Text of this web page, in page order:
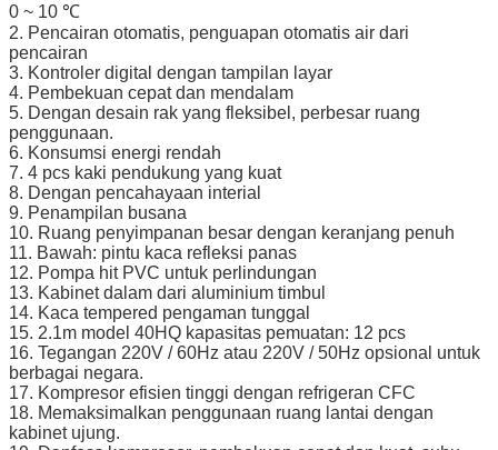
0 ~ 10 ℃
2. Pencairan otomatis, penguapan otomatis air dari
pencairan
3. Kontroler digital dengan tampilan layar
4. Pembekuan cepat dan mendalam
5. Dengan desain rak yang fleksibel, perbesar ruang
penggunaan.
6. Konsumsi energi rendah
7. 4 pcs kaki pendukung yang kuat
8. Dengan pencahayaan interial
9. Penampilan busana
10. Ruang penyimpanan besar dengan keranjang penuh
11. Bawah: pintu kaca refleksi panas
12. Pompa hit PVC untuk perlindungan
13. Kabinet dalam dari aluminium timbul
14. Kaca tempered pengaman tunggal
15. 2.1m model 40HQ kapasitas pemuatan: 12 pcs
16. Tegangan 220V / 60Hz atau 220V / 50Hz opsional untuk
berbagai negara.
17. Kompresor efisien tinggi dengan refrigeran CFC
18. Memaksimalkan penggunaan ruang lantai dengan
kabinet ujung.